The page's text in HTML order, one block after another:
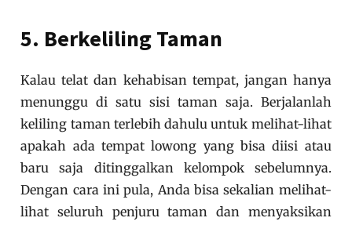
5. Berkeliling Taman
Kalau telat dan kehabisan tempat, jangan hanya
menunggu di satu sisi taman saja. Berjalanlah
keliling taman terlebih dahulu untuk melihat-lihat
apakah ada tempat lowong yang bisa diisi atau
baru saja ditinggalkan kelompok sebelumnya.
Dengan cara ini pula, Anda bisa sekalian melihat-
lihat seluruh penjuru taman dan menyaksikan